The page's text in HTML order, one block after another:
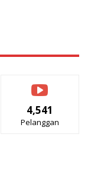
4,541
Pelanggan